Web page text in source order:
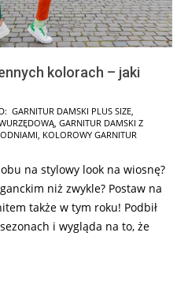
kolorach – jaki
GARNITUR DAMSKI PLUS SIZE,
, GARNITUR DAMSKI Z
, KOLOROWY GARNITUR
na stylowy look na wiosnę?
niż zwykle? Postaw na
także w tym roku! Podbił
i wygląda na to, że